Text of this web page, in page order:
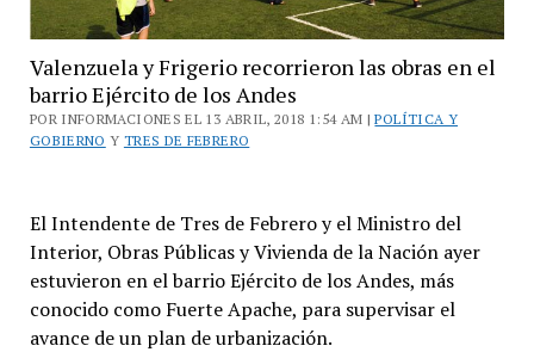
Valenzuela y Frigerio recorrieron las obras en el
barrio Ejército de los Andes
POR INFORMACIONES EL 13 ABRIL, 2018 1:54 AM |POLÍTICA Y
GOBIERNO Y TRES DE FEBRERO
El Intendente de Tres de Febrero y el Ministro del
Interior, Obras Públicas y Vivienda de la Nación ayer
estuvieron en el barrio Ejército de los Andes, más
conocido como Fuerte Apache, para supervisar el
avance de un plan de urbanización.